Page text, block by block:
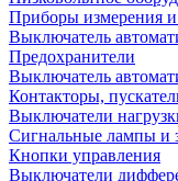
Приборы измерения и
Выключатель
Предохранители
Выключатель
Контакторы,
Выключатели
Сигнальные лампы и
Кнопки управления
Выключатели